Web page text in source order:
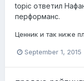
topic ответил
перформанс.
Ценник и так ниже
September 1, 2015